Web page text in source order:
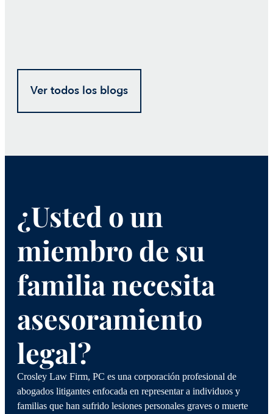
Ver todos los blogs
¿Usted o un
miembro de su
familia necesita
asesoramiento
legal?
Crosley Law Firm, PC es una corporación profesional de
abogados litigantes enfocada en representar a individuos y
familias que han sufrido lesiones personales graves o muerte